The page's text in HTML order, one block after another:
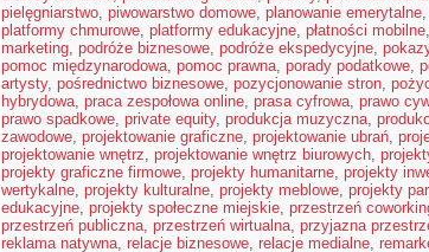
pielęgniarstwo, piwowarstwo domowe, planowanie emerytalne,
platformy chmurowe, platformy edukacyjne, płatności mobilne,
marketing, podróże biznesowe, podróże ekspedycyjne,
pomoc międzynarodowa, pomoc prawna, porady podatkowe,
artysty, pośrednictwo biznesowe, pozycjonowanie stron,
hybrydowa, praca zespołowa online, prasa cyfrowa, prawo
prawo spadkowe, private equity, produkcja muzyczna,
zawodowe, projektowanie graficzne, projektowanie ubrań,
projektowanie wnętrz, projektowanie wnętrz biurowych,
projekty graficzne firmowe, projekty humanitarne, projekty
wertykalne, projekty kulturalne, projekty meblowe, projekty
edukacyjne, projekty społeczne miejskie, przestrzeń
przestrzeń publiczna, przestrzeń wirtualna, przyjazna
reklama natywna, relacje biznesowe, relacje medialne,